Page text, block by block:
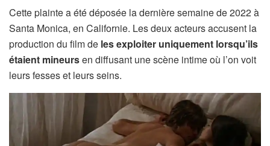
Cette plainte a été déposée la dernière semaine de 2022 à
Santa Monica, en Californie. Les deux acteurs accusent la
production du film de les exploiter uniquement lorsqu’ils
étaient mineursen diffusant une scène intime où l’on voit
leurs fesses et leurs seins.